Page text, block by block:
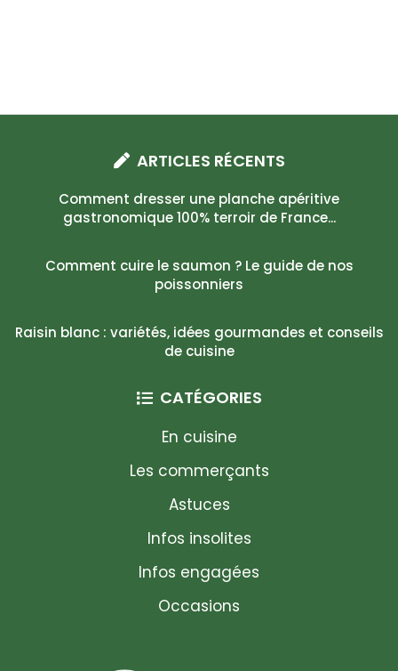
ARTICLES RÉCENTS
Comment dresser une planche apéritive
gastronomique 100% terroir de France...
Comment cuire le saumon ? Le guide de nos
poissonniers
Raisin blanc : variétés, idées gourmandes et conseils
de cuisine
CATÉGORIES
En cuisine
Les commerçants
Astuces
Infos insolites
Infos engagées
Occasions